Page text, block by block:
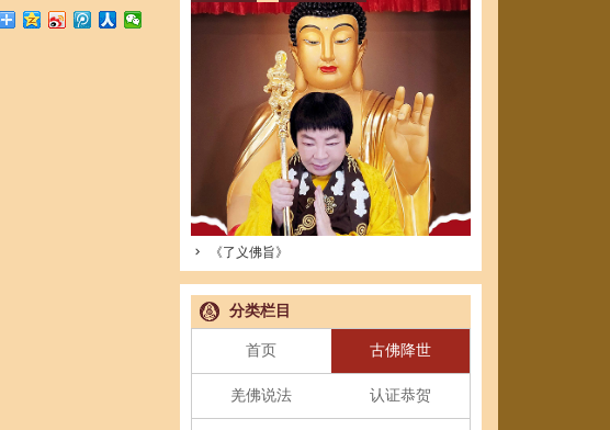
《了义佛旨》
分类栏目
首页 古佛降世
羌佛说法 认证恭贺